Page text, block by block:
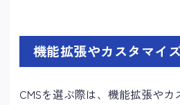
機能拡張やカスタマイ
CMSを選ぶ際は、機能拡張やカ